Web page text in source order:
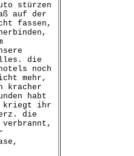
stürzen
auf der
fassen,
die
noch
mehr,
kracher
habt
kriegt ihr
die